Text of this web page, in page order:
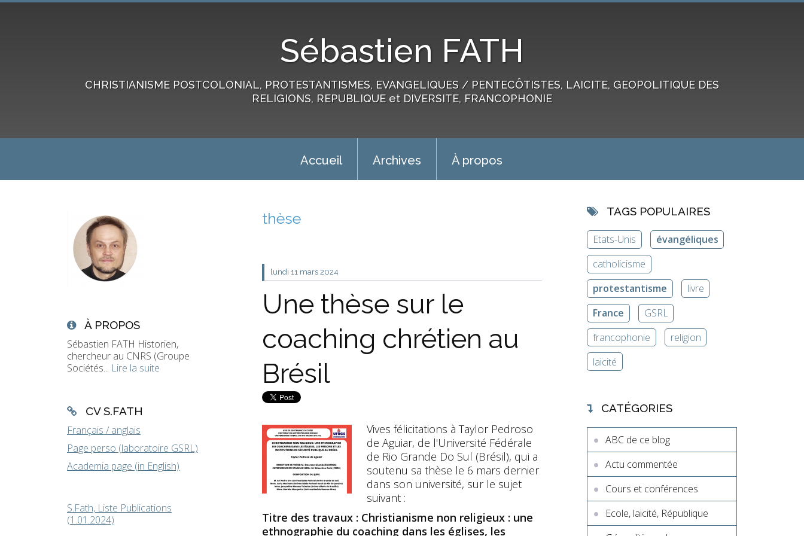
Sébastien FATH
CHRISTIANISME POSTCOLONIAL, PROTESTANTISMES, EVANGELIQUES / PENTECÔTISTES, LAICITE, GEOPOLITIQUE DES
RELIGIONS, REPUBLIQUE et DIVERSITE, FRANCOPHONIE
Accueil Archives À propos
À PROPOS
Sébastien FATH Historien,
chercheur au CNRS (Groupe
Sociétés... Lire la suite
CV S.FATH
Français / anglais
Page perso (laboratoire GSRL)
Academia page (in English)
S.Fath, Liste Publications
(1.01.2024)
thèse
lundi 11 mars 2024
Une thèse sur le
coaching chrétien au
Brésil
Vives félicitations à Taylor Pedroso
de Aguiar, de l'Université Fédérale
de Rio Grande Do Sul (Brésil), qui a
soutenu sa thèse le 6 mars dernier
dans son université, sur le sujet
suivant :
Titre des travaux : Christianisme non religieux : une
ethnographie du coaching dans les églises, les
TAGS POPULAIRES
Etats-Unis
évangéliques
catholicisme
protestantisme
livre
France
GSRL
francophonie
religion
laïcité
CATÉGORIES
ABC de ce blog
Actu commentée
Cours et conférences
Ecole, laïcité, République